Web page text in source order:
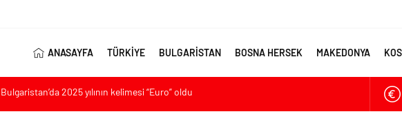
ANASAYFA TÜRKİYE BULGARİSTAN BOSNA HERSEK MAKEDONYA
Bulgaristan’da 2025 yılının kelimesi “Euro” oldu
Bulgaristan’dan İspanya’ya destek